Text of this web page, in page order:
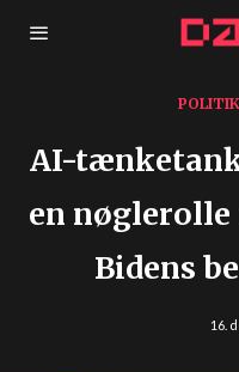
AI-
en nøglerolle
Bidens
16.